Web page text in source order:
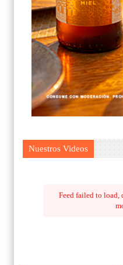
Nuestros Videos
Feed failed to load,